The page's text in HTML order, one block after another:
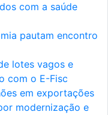
com a saúde
pautam encontro
lotes vagos e
com o E-Fisc
em exportações
modernização e